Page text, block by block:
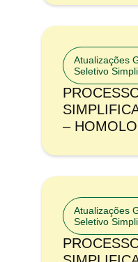
Atualizações
Seletivo
–
Atualizações
Seletivo